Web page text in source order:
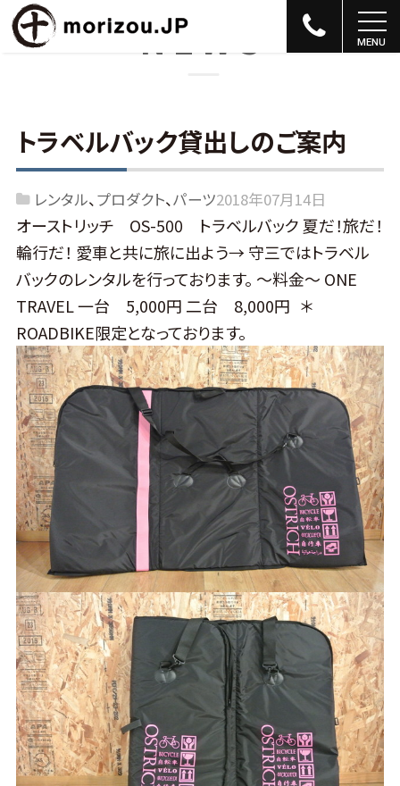
NEWS
トラベルバック貸出しのご案内
レンタル プロダクト パーツ2018年07月14日
オーストリッチ OS-500 トラベルバック 夏だ！旅だ！
輪行だ！ 愛車と共に旅に出よう→ 守三ではトラベル
バックのレンタルを行っております。 ～料金～ ONE
TRAVEL 一台 5,000円 二台 8,000円 ＊
ROADBIKE限定となっております。